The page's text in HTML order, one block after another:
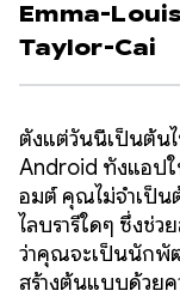
Emma-
Taylor-Cai
ตั้งแต่วันนี้เป็นต้น
Android ทั้งแอป
อมต์ คุณไม่จำเป็น
ไลบรารีใดๆ ซึ่งช่
ว่าคุณจะเป็นนักพั
สร้างต้นแบบด้วยค